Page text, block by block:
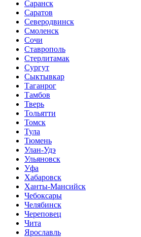
Саранск
Саратов
Северодвинск
Смоленск
Сочи
Ставрополь
Стерлитамак
Сургут
Сыктывкар
Таганрог
Тамбов
Тверь
Тольятти
Томск
Тула
Тюмень
Улан-Удэ
Ульяновск
Уфа
Хабаровск
Ханты-Мансийск
Чебоксары
Челябинск
Череповец
Чита
Ярославль